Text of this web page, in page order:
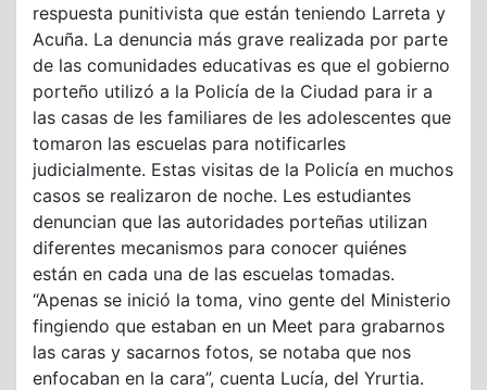
respuesta punitivista que están teniendo Larreta y
Acuña. La denuncia más grave realizada por parte
de las comunidades educativas es que el gobierno
porteño utilizó a la Policía de la Ciudad para ir a
las casas de les familiares de les adolescentes que
tomaron las escuelas para notificarles
judicialmente. Estas visitas de la Policía en muchos
casos se realizaron de noche. Les estudiantes
denuncian que las autoridades porteñas utilizan
diferentes mecanismos para conocer quiénes
están en cada una de las escuelas tomadas.
“Apenas se inició la toma, vino gente del Ministerio
fingiendo que estaban en un Meet para grabarnos
las caras y sacarnos fotos, se notaba que nos
enfocaban en la cara”, cuenta Lucía, del Yrurtia.